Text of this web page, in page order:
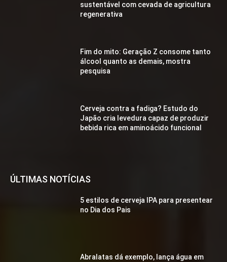
sustentável com cevada de agricultura
regenerativa
Fim do mito: Geração Z consome tanto
álcool quanto as demais, mostra
pesquisa
Cerveja contra a fadiga? Estudo do
Japão cria levedura capaz de produzir
bebida rica em aminoácido funcional
ÚLTIMAS NOTÍCIAS
5 estilos de cerveja IPA para presentear
no Dia dos Pais
Abralatas dá exemplo, lança água em